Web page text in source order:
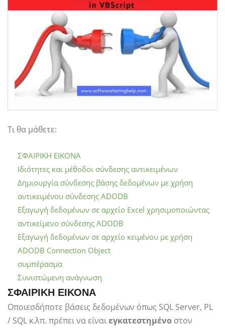
Τι θα μάθετε:
ΣΦΑΙΡΙΚΗ ΕΙΚΟΝΑ
Ιδιότητες και μέθοδοι σύνδεσης αντικειμένων
Δημιουργία σύνδεσης βάσης δεδομένων με χρήση
αντικειμένου σύνδεσης ADODB
Εξαγωγή δεδομένων σε αρχείο Excel χρησιμοποιώντας
αντικείμενο σύνδεσης ADODB
Εξαγωγή δεδομένων σε αρχείο κειμένου με χρήση
ADODB Connection Object
συμπέρασμα
Συνιστώμενη ανάγνωση
ΣΦΑΙΡΙΚΗ ΕΙΚΟΝΑ
Οποιεσδήποτε βάσεις δεδομένων όπως SQL Server, PL
/ SQL κ.λπ. πρέπει να είναιεγκατεστημένο στον